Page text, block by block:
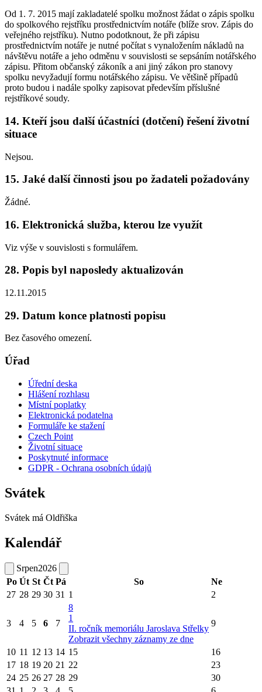
Od 1. 7. 2015 mají zakladatelé spolku možnost žádat o zápis spolku
do spolkového rejstříku prostřednictvím notáře (blíže srov. Zápis do
veřejného rejstříku). Nutno podotknout, že při zápisu
prostřednictvím notáře je nutné počítat s vynaložením nákladů na
návštěvu notáře a jeho odměnu v souvislosti se sepsáním notářského
zápisu. Přitom občanský zákoník a ani jiný zákon pro stanovy
spolku nevyžadují formu notářského zápisu. Ve většině případů
proto budou i nadále spolky zapisovat především příslušné
rejstříkové soudy.
14. Kteří jsou další účastníci (dotčení) řešení životní
situace
Nejsou.
15. Jaké další činnosti jsou po žadateli požadovány
Žádné.
16. Elektronická služba, kterou lze využít
Viz výše v souvislosti s formulářem.
28. Popis byl naposledy aktualizován
12.11.2015
29. Datum konce platnosti popisu
Bez časového omezení.
Úřad
Úřední deska
Hlášení rozhlasu
Místní poplatky
Elektronická podatelna
Formuláře ke stažení
Czech Point
Životní situace
Poskytnuté informace
GDPR - Ochrana osobních údajů
Svátek
Svátek má Oldřiška
Kalendář
Srpen2026
Po Út St Čt Pá So
Ne
27 28 29 30 31 1 2
3 4 5 6 7
8
1
II. ročník memoriálu Jaroslava Střelky
Zobrazit všechny záznamy ze dne
9
10 11 12 13 14 15
16
17 18 19 20 21 22
23
24 25 26 27 28 29
30